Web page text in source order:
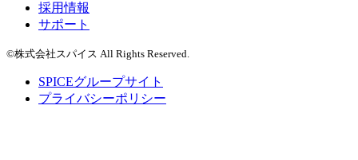
採用情報
サポート
©株式会社スパイス All Rights Reserved.
SPICEグループサイト
プライバシーポリシー